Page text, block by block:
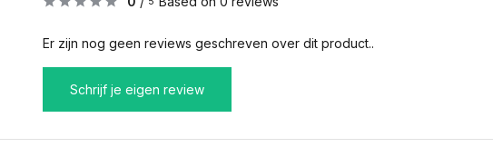
Er zijn nog geen reviews geschreven over dit product..
Schrijf je eigen review